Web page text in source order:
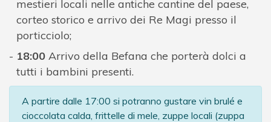
mestieri locali nelle antiche cantine del paese,
corteo storico e arrivo dei Re Magi presso il
porticciolo;
18:00 Arrivo della Befana che porterà dolci a
tutti i bambini presenti.
A partire dalle 17:00 si potranno gustare vin brulé e
cioccolata calda, frittelle di mele, zuppe locali (zuppa